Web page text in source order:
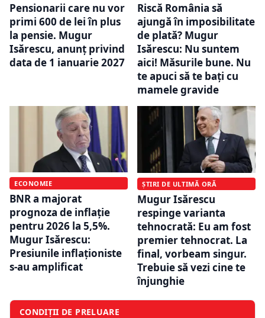
Pensionarii care nu vor
primi 600 de lei în plus
la pensie. Mugur
Isărescu, anunț privind
data de 1 ianuarie 2027
Riscă România să
ajungă în imposibilitate
de plată? Mugur
Isărescu: Nu suntem
aici! Măsurile bune. Nu
te apuci să te baţi cu
mamele gravide
ECONOMIE
BNR a majorat
prognoza de inflație
pentru 2026 la 5,5%.
Mugur Isărescu:
Presiunile inflaționiste
s-au amplificat
ȘTIRI DE ULTIMĂ ORĂ
Mugur Isărescu
respinge varianta
tehnocrată: Eu am fost
premier tehnocrat. La
final, vorbeam singur.
Trebuie să vezi cine te
înjunghie
CONDIȚII DE PRELUARE